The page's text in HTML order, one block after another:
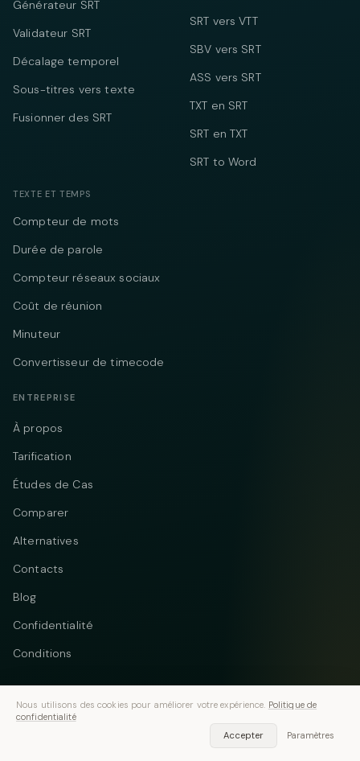
Générateur SRT
Validateur SRT
Décalage temporel
Sous-titres vers texte
Fusionner des SRT
SRT vers VTT
SBV vers SRT
ASS vers SRT
TXT en SRT
SRT en TXT
SRT to Word
TEXTE ET TEMPS
Compteur de mots
Durée de parole
Compteur réseaux sociaux
Coût de réunion
Minuteur
Convertisseur de timecode
ENTREPRISE
À propos
Tarification
Études de Cas
Comparer
Alternatives
Contacts
Blog
Confidentialité
Conditions
Telegram Instagram
Nous utilisons des cookies pour améliorer votre expérience. Politique de
confidentialité
Accepter
Paramètres